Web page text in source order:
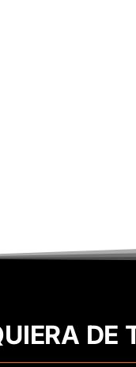
DE